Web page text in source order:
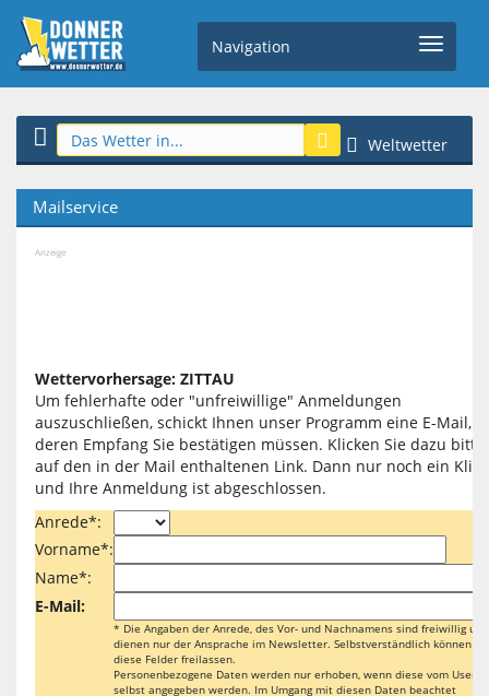
Navigation
Weltwetter
Mailservice
Anzeige
Wettervorhersage: ZITTAU
Um fehlerhafte oder "unfreiwillige" Anmeldungen
auszuschließen, schickt Ihnen unser Programm eine E-Mail,
deren Empfang Sie bestätigen müssen. Klicken Sie dazu bitte
auf den in der Mail enthaltenen Link. Dann nur noch ein Klick
und Ihre Anmeldung ist abgeschlossen.
Anrede*:
Vorname*:
Name*:
E-Mail:
* Die Angaben der Anrede, des Vor- und Nachnamens sind freiwillig und
dienen nur der Ansprache im Newsletter. Selbstverständlich können Sie
diese Felder freilassen.
Personenbezogene Daten werden nur erhoben, wenn diese vom User
selbst angegeben werden. Im Umgang mit diesen Daten beachtet